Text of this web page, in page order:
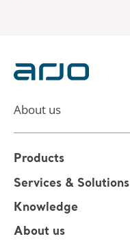
About us
Products
Services & Solutions
Knowledge
About us